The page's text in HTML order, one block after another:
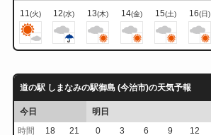
11(火) 12(水) 13(木) 14(金) 15(土) 16(日)
道の駅 しまなみの駅御島 (今治市)の天気予報
今日
明日
時間
18 21 0 3 6 9 12